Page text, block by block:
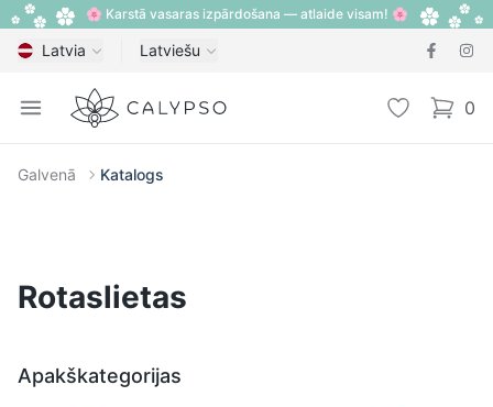
🌸 Karstā vasaras izpārdošana — atlaide visam! 🌸
Latvia Latviešu
Open menu
Calypso Vēlmju 0
items
Galvenā Katalogs
Rotaslietas
Apakškategorijas